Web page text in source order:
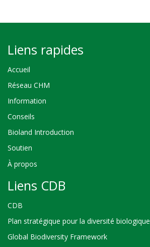
Liens rapides
Accueil
Réseau CHM
Information
Conseils
Bioland Introduction
Soutien
À propos
Liens CDB
CDB
Plan stratégique pour la diversité biologique
Global Biodiversity Framework